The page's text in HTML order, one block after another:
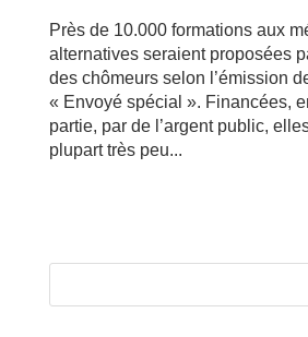
Près de 10.000 formations aux
alternatives seraient proposées
des chômeurs selon l’émission
« Envoyé spécial ». Financées,
partie, par de l’argent public,
plupart très peu...